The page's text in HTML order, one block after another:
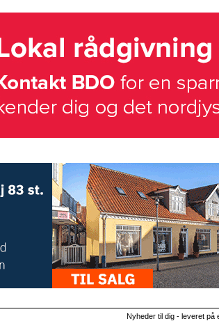
Nyheder til dig - leveret på